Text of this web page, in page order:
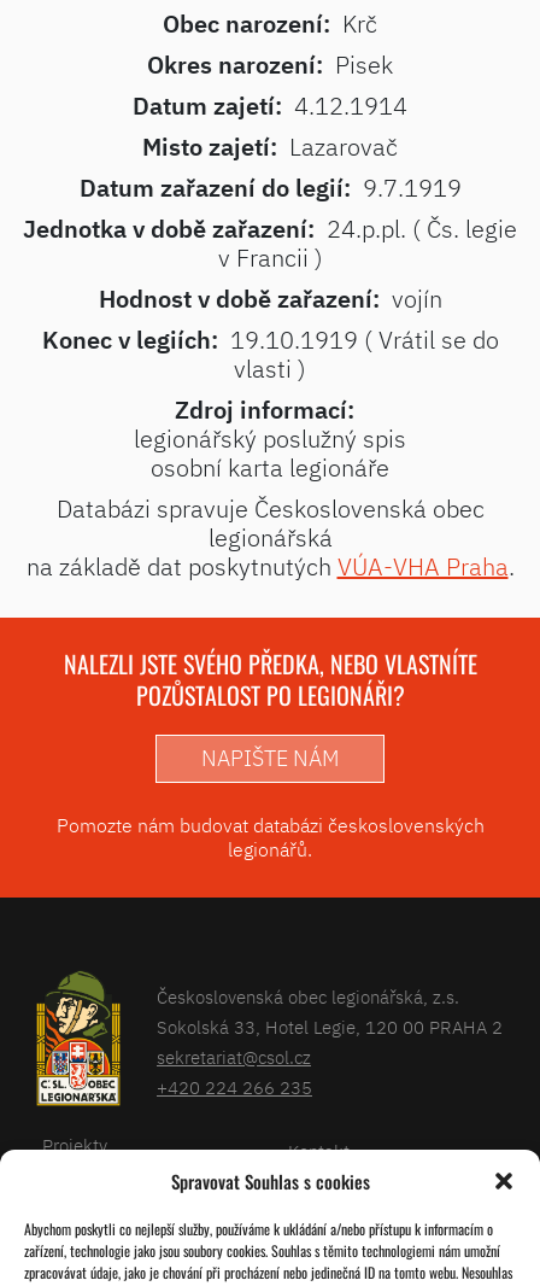
Spravovat Souhlas s cookies
Abychom poskytli co nejlepší služby, používáme k ukládání a/nebo přístupu k informacím o
zařízení, technologie jako jsou soubory cookies. Souhlas s těmito technologiemi nám umožní
zpracovávat údaje, jako je chování při procházení nebo jedinečná ID na tomto webu. Nesouhlas
Obec narození: Krč
Okres narození: Pisek
Datum zajetí: 4.12.1914
Misto zajetí: Lazarovač
Datum zařazení do legií: 9.7.1919
Jednotka v době zařazení: 24.p.pl. ( Čs. legie
v Francii )
Hodnost v době zařazení: vojín
Konec v legiích: 19.10.1919 ( Vrátil se do
vlasti )
Zdroj informací:
legionářský poslužný spis
osobní karta legionáře
Databázi spravuje Československá obec
legionářská
na základě dat poskytnutých VÚA-VHA Praha.
NALEZLI JSTE SVÉHO PŘEDKA, NEBO VLASTNÍTE
POZŮSTALOST PO LEGIONÁŘI?
NAPIŠTE NÁM
Pomozte nám budovat databázi československých
legionářů.
Československá obec legionářská, z.s.
Sokolská 33, Hotel Legie, 120 00 PRAHA 2
sekretariat@csol.cz
+420 224 266 235
Projekty
Kalendář
O nás
Kontakt
Databáze legionářů
Pro členy
Zásady cookies